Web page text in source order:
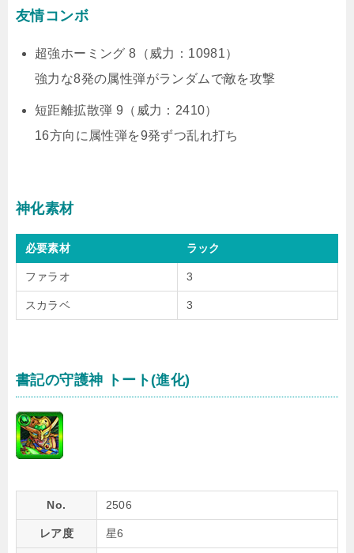
友情コンボ
超強ホーミング 8（威力：10981）
強力な8発の属性弾がランダムで敵を攻撃
短距離拡散弾 9（威力：2410）
16方向に属性弾を9発ずつ乱れ打ち
神化素材
必要素材 ラック
ファラオ 3
スカラベ 3
書記の守護神 トート(進化)
No. 2506
レア度 星6